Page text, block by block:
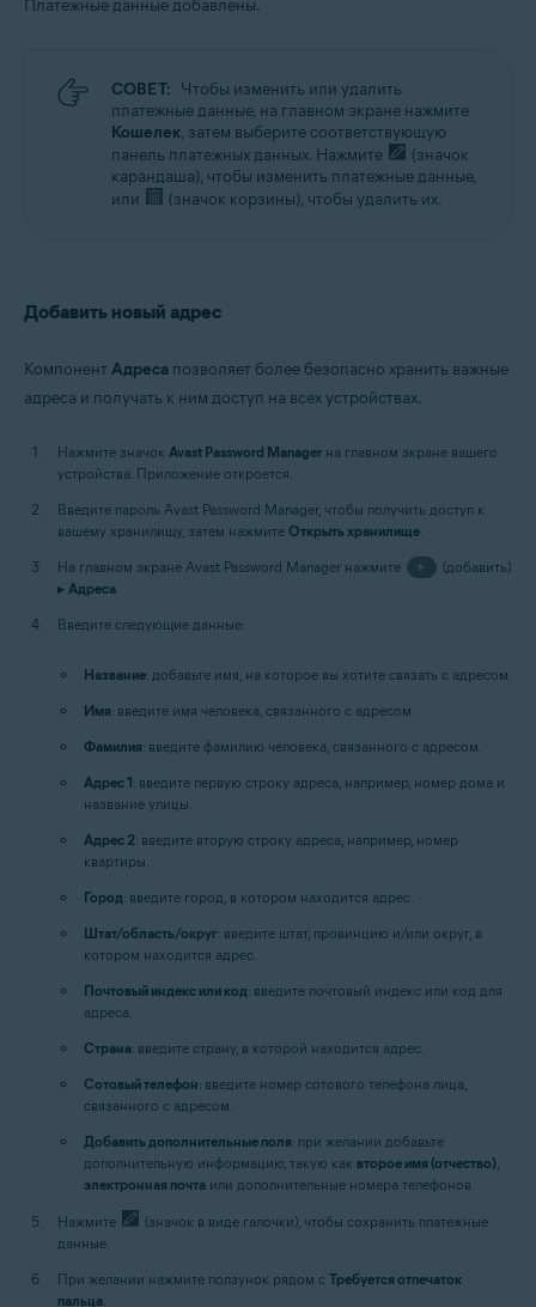
Платежные данные добавлены.
СОВЕТ: Чтобы изменить или удалить
платежные данные, на главном экране нажмите
Кошелек, затем выберите соответствующую
панель платежных данных. Нажмите
(значок
карандаша), чтобы изменить платежные данные,
или
(значок корзины), чтобы удалить их.
Добавить новый адрес
Компонент Адреса позволяет более безопасно хранить важные
адреса и получать к ним доступ на всех устройствах.
Нажмите значок Avast Password Manager на главном экране вашего
устройства. Приложение откроется.
Введите пароль Avast Password Manager, чтобы получить доступ к
вашему хранилищу, затем нажмите Открыть хранилище.
На главном экране Avast Password Manager нажмите
+
(добавить)
▸ Адреса.
Введите следующие данные:
Название: добавьте имя, на которое вы хотите связать с адресом.
Имя: введите имя человека, связанного с адресом.
Фамилия: введите фамилию человека, связанного с адресом.
Адрес 1: введите первую строку адреса, например, номер дома и
название улицы.
Адрес 2: введите вторую строку адреса, например, номер
квартиры.
Город: введите город, в котором находится адрес.
Штат/область/округ: введите штат, провинцию и/или округ, в
котором находится адрес.
Почтовый индекс или код: введите почтовый индекс или код для
адреса.
Страна: введите страну, в которой находится адрес.
Сотовый телефон: введите номер сотового телефона лица,
связанного с адресом.
Добавить дополнительные поля: при желании добавьте
дополнительную информацию, такую как второе имя (отчество),
электронная почта или дополнительные номера телефонов.
Нажмите
(значок в виде галочки), чтобы сохранить платежные
данные.
При желании нажмите ползунок рядом с Требуется отпечаток
пальца.